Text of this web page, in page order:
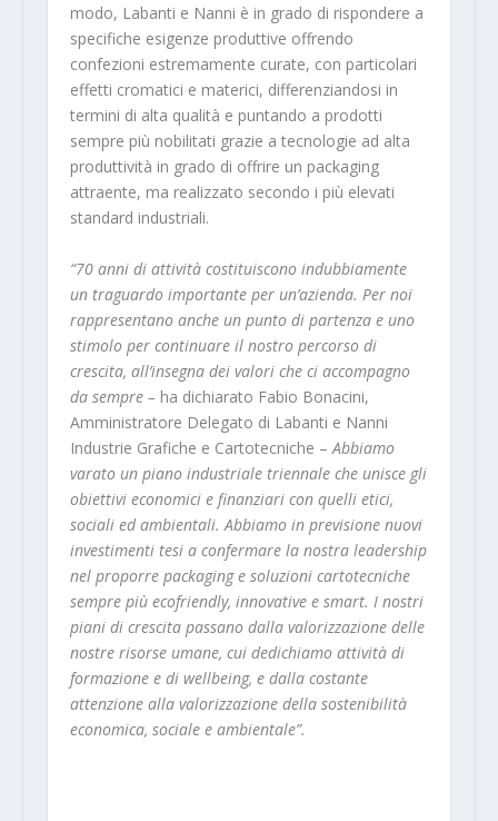
modo, Labanti e Nanni è in grado di rispondere a
specifiche esigenze produttive offrendo
confezioni estremamente curate, con particolari
effetti cromatici e materici, differenziandosi in
termini di alta qualità e puntando a prodotti
sempre più nobilitati grazie a tecnologie ad alta
produttività in grado di offrire un packaging
attraente, ma realizzato secondo i più elevati
standard industriali.
“70 anni di attività costituiscono indubbiamente
un traguardo importante per un’azienda. Per noi
rappresentano anche un punto di partenza e uno
stimolo per continuare il nostro percorso di
crescita, all’insegna dei valori che ci accompagno
da sempre – ha dichiarato Fabio Bonacini,
Amministratore Delegato di Labanti e Nanni
Industrie Grafiche e Cartotecniche – Abbiamo
varato un piano industriale triennale che unisce gli
obiettivi economici e finanziari con quelli etici,
sociali ed ambientali. Abbiamo in previsione nuovi
investimenti tesi a confermare la nostra leadership
nel proporre packaging e soluzioni cartotecniche
sempre più ecofriendly, innovative e smart. I nostri
piani di crescita passano dalla valorizzazione delle
nostre risorse umane, cui dedichiamo attività di
formazione e di wellbeing, e dalla costante
attenzione alla valorizzazione della sostenibilità
economica, sociale e ambientale”.